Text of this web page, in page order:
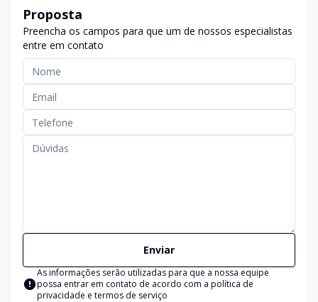
Proposta
Preencha os campos para que um de nossos especialistas
entre em contato
Enviar
As informações serão utilizadas para que a nossa equipe
possa entrar em contato de acordo com a política de
privacidade e termos de serviço